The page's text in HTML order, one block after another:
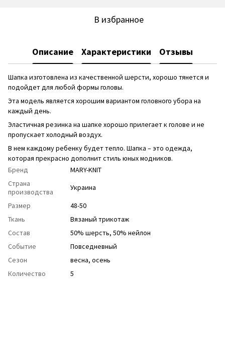
В избранное
Описание Характеристики Отзывы
Шапка изготовлена ​​из качественной шерсти, хорошо тянется и
подойдет для любой формы головы.
Эта модель является хорошим вариантом головного убора на
каждый день.
Эластичная резинка на шапке хорошо прилегает к голове и не
пропускает холодный воздух.
В нем каждому ребенку будет тепло. Шапка – это одежда,
которая прекрасно дополнит стиль юных модников.
Бренд
MARY-KNIT
Страна
производства
Украина
Размер
48-50
Ткань
Вязаный трикотаж
Состав
50% шерсть, 50% нейлон
Событие
Повседневный
Сезон
весна, осень
Количество
5